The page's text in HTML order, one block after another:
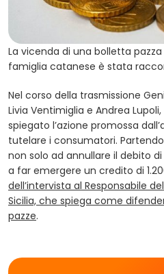
La vicenda di una bolletta
famiglia catanese è stata
Nel corso della trasmissione
Livia Ventimiglia e Andrea
spiegato l’azione promossa
tutelare i consumatori.
non solo ad annullare il debito
a far emergere un credito di
dell’intervista al Responsabile
Sicilia, che spiega come
pazze(opens in a new tab)
.